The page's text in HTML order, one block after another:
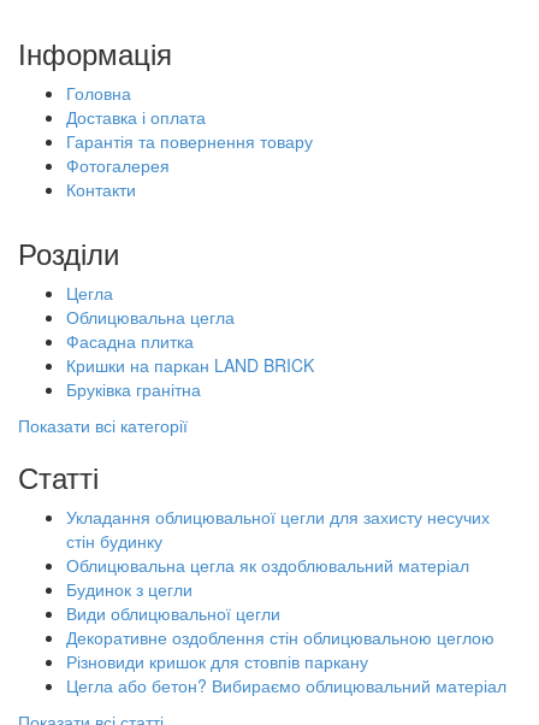
Інформація
Головна
Доставка і оплата
Гарантія та повернення товару
Фотогалерея
Контакти
Розділи
Цегла
Облицювальна цегла
Фасадна плитка
Кришки на паркан LAND BRICK
Бруківка гранітна
Показати всі категорії
Статті
Укладання облицювальної цегли для захисту несучих
стін будинку
Облицювальна цегла як оздоблювальний матеріал
Будинок з цегли
Види облицювальної цегли
Декоративне оздоблення стін облицювальною цеглою
Різновиди кришок для стовпів паркану
Цегла або бетон? Вибираємо облицювальний матеріал